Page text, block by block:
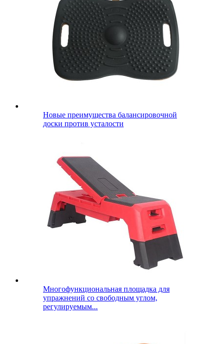
Новые преимущества балансировочной
доски против усталости
Многофункциональная площадка для
упражнений со свободным углом,
регулируемым...